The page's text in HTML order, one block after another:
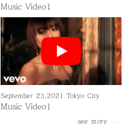
Music Video1
September 23,2021 Tokyo City
Music Video1
see ｍore >>